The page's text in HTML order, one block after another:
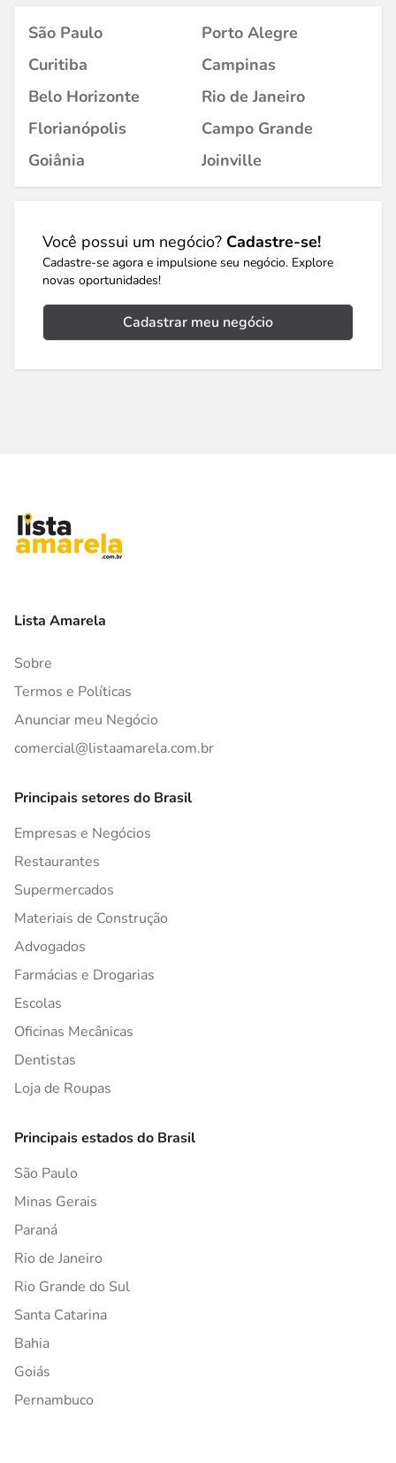
São Paulo
Porto Alegre
Curitiba
Campinas
Belo Horizonte
Rio de Janeiro
Florianópolis
Campo Grande
Goiânia
Joinville
Você possui um negócio? Cadastre-se!
Cadastre-se agora e impulsione seu negócio. Explore
novas oportunidades!
Cadastrar meu negócio
Lista Amarela
Sobre
Termos e Políticas
Anunciar meu Negócio
comercial@listaamarela.com.br
Principais setores do Brasil
Empresas e Negócios
Restaurantes
Supermercados
Materiais de Construção
Advogados
Farmácias e Drogarias
Escolas
Oficinas Mecânicas
Dentistas
Loja de Roupas
Principais estados do Brasil
São Paulo
Minas Gerais
Paraná
Rio de Janeiro
Rio Grande do Sul
Santa Catarina
Bahia
Goiás
Pernambuco